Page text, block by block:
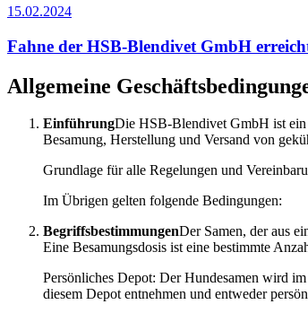
15.02.2024
Fahne der HSB-Blendivet GmbH
Allgemeine
EinführungDie HSB-Blendivet GmbH ist ein
Besamung, Herstellung und Versand von
Grundlage für alle Regelungen und
Im Übrigen gelten folgende Bedingungen:
BegriffsbestimmungenDer Samen, der aus
Eine Besamungsdosis ist eine bestimmte
Persönliches Depot: Der Hundesamen wird
diesem Depot entnehmen und entweder